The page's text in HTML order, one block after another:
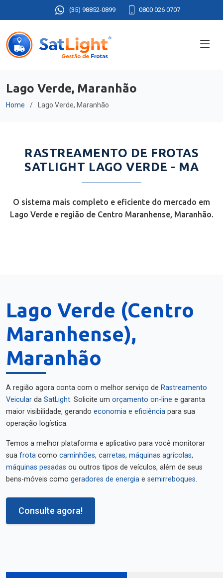
(35) 98852-0899 0800 026 0707
Lago Verde, Maranhão
Home Lago Verde, Maranhão
RASTREAMENTO DE FROTAS
SATLIGHT LAGO VERDE - MA
O sistema mais completo e eficiente do mercado em
Lago Verde e região de Centro Maranhense, Maranhão.
Lago Verde (Centro
Maranhense),
Maranhão
A região agora conta com o melhor serviço de Rastreamento
Veicular da SatLight. Solicite um orçamento on-line e garanta
maior visibilidade, gerando economia e eficiência para sua
operação logística.
Temos a melhor plataforma e aplicativo para você monitorar
sua frota como caminhões, carretas, máquinas agrícolas,
máquinas pesadas ou outros tipos de veículos, além de seus
bens-móveis como geradores de energia e semirreboques.
Consulte agora!